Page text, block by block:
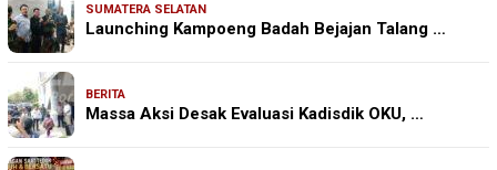
SUMATERA SELATAN
Launching Kampoeng Badah Bejajan Talang …
BERITA
Massa Aksi Desak Evaluasi Kadisdik OKU, …